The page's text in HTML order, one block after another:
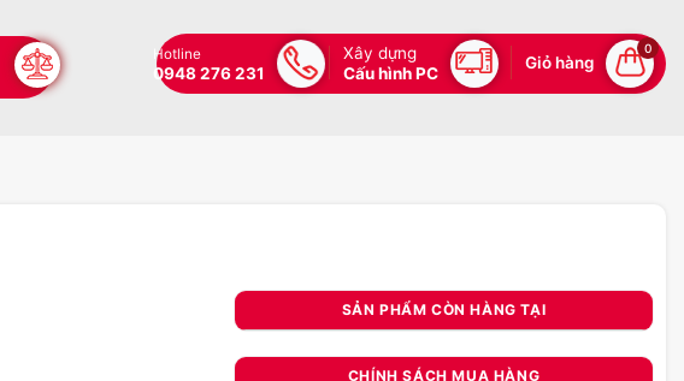
Hotline
0948 276 231
Xây dựng
Cấu hình PC
Giỏ hàng
0
SẢN PHẨM CÒN HÀNG TẠI
CHÍNH SÁCH MUA HÀNG